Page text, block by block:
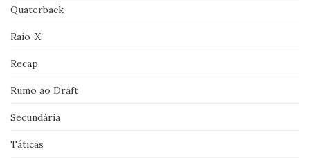
Quaterback
Raio-X
Recap
Rumo ao Draft
Secundária
Táticas